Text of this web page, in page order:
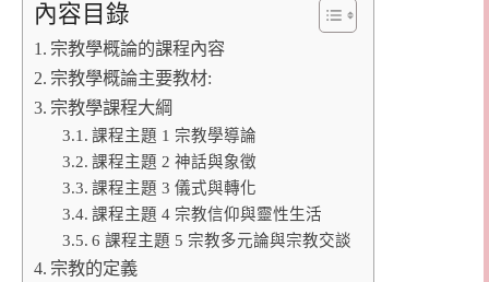
內容目錄
宗教學概論的課程內容
宗教學概論主要教材:
宗教學課程大綱
課程主題 1 宗教學導論
課程主題 2 神話與象徵
課程主題 3 儀式與轉化
課程主題 4 宗教信仰與靈性生活
6 課程主題 5 宗教多元論與宗教交談
宗教的定義